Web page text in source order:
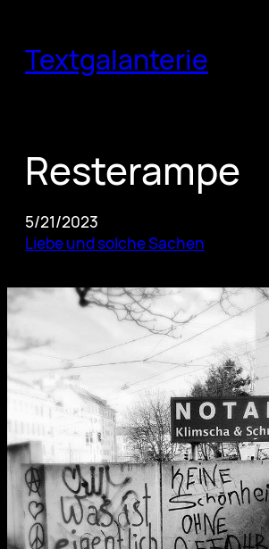
content
Textgalanterie
Resterampe
5/21/2023
Liebe und solche Sachen